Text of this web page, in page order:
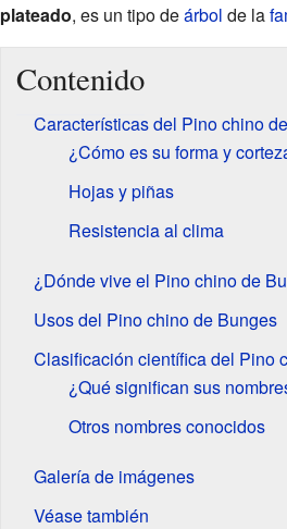
plateado, es un tipo deárbol de la
Contenido
Características del Pino chino
¿Cómo es su forma y
Hojas y piñas
Resistencia al clima
¿Dónde vive el Pino chino de
Usos del Pino chino de Bunges
Clasificación científica del Pino
¿Qué significan sus
Otros nombres conocidos
Galería de imágenes
Véase también